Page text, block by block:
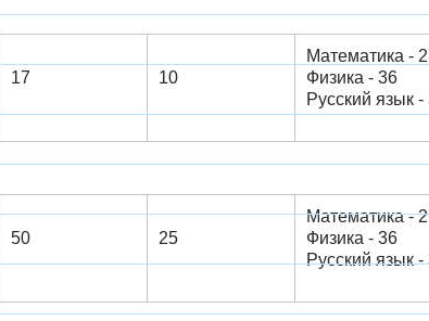
17 10
Математика -
Физика - 36
Русский язык -
50 25
Математика -
Физика - 36
Русский язык -